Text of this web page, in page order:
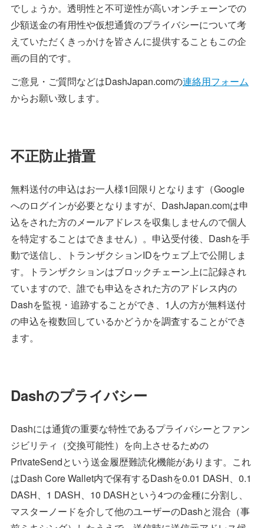
でしょうか。透明性と不可逆性が高いオンチェーンでの
少額送金の有用性や仮想通貨のプライバシーについて考
えていただくきっかけを皆さんに提供することもこの企
画の目的です。
ご意見・ご質問などはDashJapan.comの連絡用フォーム
からお願い致します。
不正防止措置
無料送付の申込はお一人様1回限りとなります（Google
へのログインが必要となりますが、DashJapan.comは申
込をされた方のメールアドレスを収集しませんので個人
を特定することはできません）。申込受付後、Dashを手
動で送信し、トランザクションIDをウェブ上で公開しま
す。トランザクションはブロックチェーン上に記録され
ていますので、誰でも申込をされた方のアドレス内の
Dashを監視・追跡することができ、1人の方が無料送付
の申込を複数回しているかどうかを調査することができ
ます。
Dashのプライバシー
Dashには通貨の重要な特性であるプライバシーとファン
ジビリティ（交換可能性）を向上させるための
PrivateSendという送金履歴難読化機能があります。これ
はDash Core Wallet内で保有するDashを0.01 DASH、0.1
DASH、1 DASH、10 DASHという4つの金種に分割し、
マスターノードを介して他のユーザーのDashと混合（事